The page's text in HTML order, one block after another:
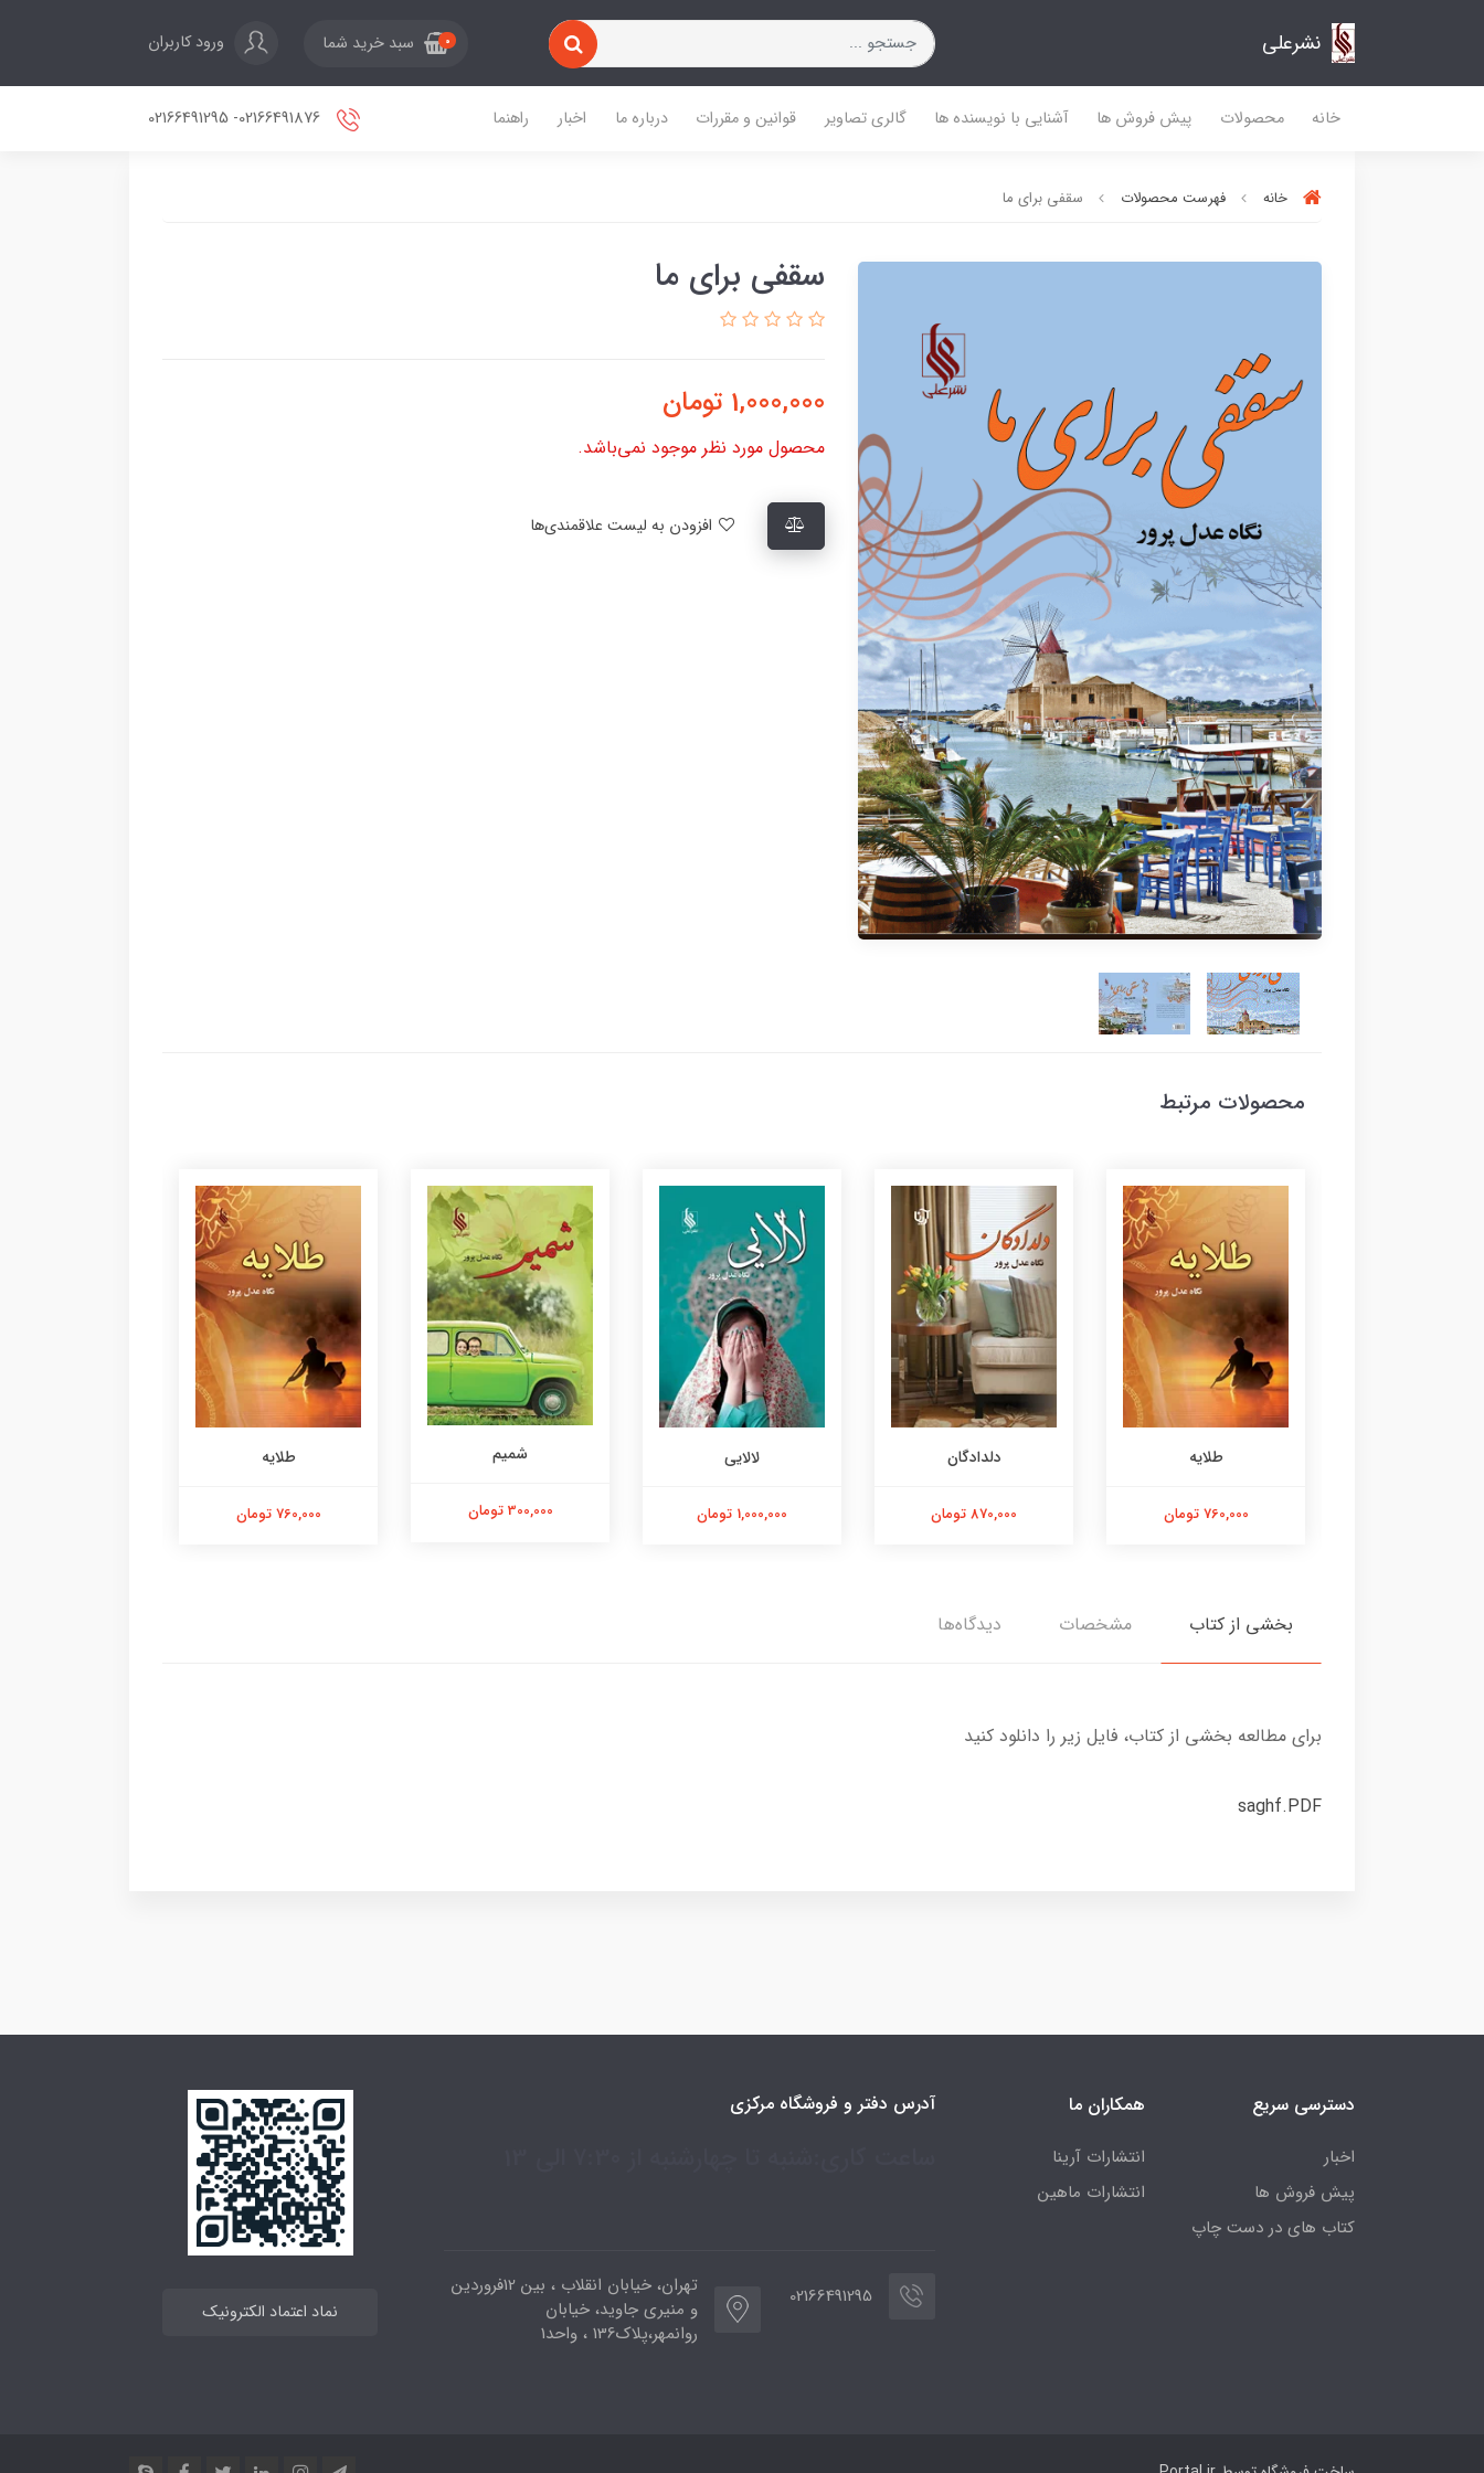
نشرعلی 0 سبد خرید شما ورود کاربران
خانه محصولات پیش فروش ها آشنایی با نویسنده ها گالری تصاویر قوانین و مقررات درباره ما اخبار راهنما
خانه فهرست محصولات سقفی برای ما
سقفی برای ما
1,000,000 تومان
محصول مورد نظر موجود نمی‌باشد.
محصولات مرتبط
طلایه
760,000 تومان
دلدادگان
870,000 تومان
لالایی
1,000,000 تومان
شمیم
300,000 تومان
طلایه
760,000 تومان
بخشی از کتاب مشخصات دیدگاه‌ها
برای مطالعه بخشی از کتاب، فایل زیر را دانلود کنید
saghf.PDF
دسترسی سریع
اخبار
پیش فروش ها
کتاب های در دست چاپ
همکاران ما
انتشارات آرینا
انتشارات ماهین
آدرس دفتر و فروشگاه مرکزی
02166491295
تهران، خیابان انقلاب ، بین 12فروردین
و منیری جاوید، خیابان
روانمهر،پلاک136 ، واحد1
نماد اعتماد الکترونیک